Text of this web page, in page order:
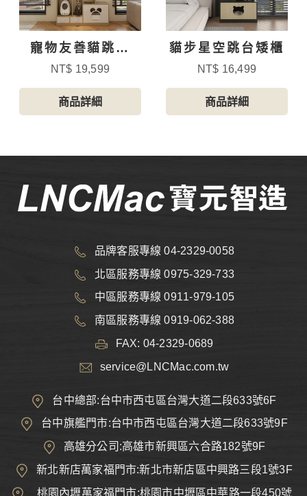
寵物友善貓跳台
屋-4
NT$ 19,599
商品詳細
貓步星空跳台矮櫃
NT$ 16,499
商品詳細
品牌客服專線 04-2329-0058
北區服務專線 0975-329-733
中區服務專線 0911-979-105
南區服務專線 0919-062-388
FAX: 04-2329-0689
service@LNCMac.com.tw
台中總部:台中市西屯區台灣大道二段633號6F
台中旗艦門市:台中市西屯區台灣大道二段633號9F
高雄分公司:高雄市新興區六合路182號9F
新北新店萬家福門市:新北市新店區中興路三段1號3F
桃園內壢萬家福門市:桃園市中壢區中華路一段450號